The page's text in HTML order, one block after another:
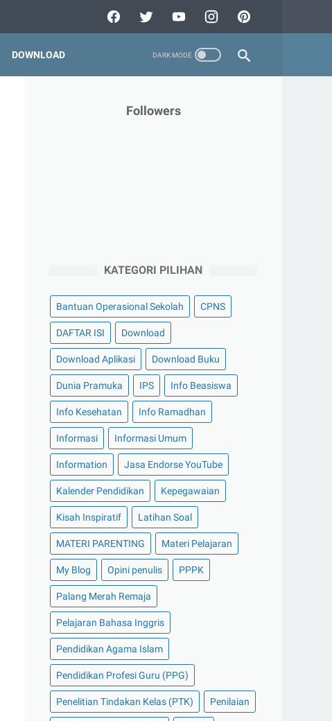
DOWNLOAD
Followers
KATEGORI PILIHAN
Bantuan Operasional Sekolah CPNS
DAFTAR ISI Download
Download Aplikasi Download Buku
Dunia Pramuka IPS Info Beasiswa
Info Kesehatan Info Ramadhan
Informasi Informasi Umum
Information Jasa Endorse YouTube
Kalender Pendidikan Kepegawaian
Kisah Inspiratif Latihan Soal
MATERI PARENTING Materi Pelajaran
My Blog Opini penulis PPPK
Palang Merah Remaja
Pelajaran Bahasa Inggris
Pendidikan Agama Islam
Pendidikan Profesi Guru (PPG)
Penelitian Tindakan Kelas (PTK) Penilaian